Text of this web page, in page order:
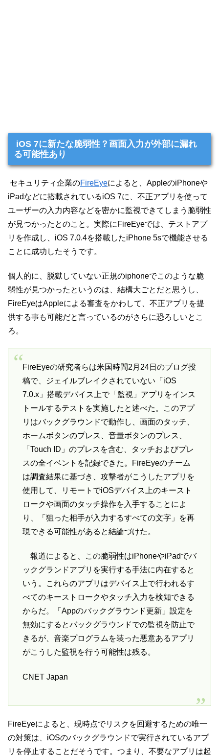
iOS 7に新たな脆弱性？画面入力が外部に漏れ
る可能性あり
セキュリティ企業のFireEyeによると、AppleのiPhoneや
iPadなどに搭載されているiOS 7に、不正アプリを使って
ユーザーの入力内容などを密かに監視できてしまう脆弱性
が見つかったとのこと。実際にFireEyeでは、テストアプ
リを作成し、iOS 7.0.4を搭載したiPhone 5sで機能させる
ことに成功したそうです。
個人的に、脱獄していない正規のiphoneでこのような脆
弱性が見つかったというのは、結構大ごとだと思うし、
FireEyeはAppleによる審査をかわして、不正アプリを提
供する事も可能だと言っているのがさらに恐ろしいとこ
ろ。
FireEyeの研究者らは米国時間2月24日のブログ投
稿で、ジェイルブレイクされていない「iOS
7.0.x」搭載デバイス上で「監視」アプリをインス
トールするテストを実施したと述べた。このアプ
リはバックグラウンドで動作し、画面のタッチ、
ホームボタンのプレス、音量ボタンのプレス、
「Touch ID」のプレスを含む、タッチおよびプレ
スの全イベントを記録できた。FireEyeのチーム
は調査結果に基づき、攻撃者がこうしたアプリを
使用して、リモートでiOSデバイス上のキースト
ロークや画面のタッチ操作を入手することによ
り、「狙った相手が入力するすべての文字」を再
現できる可能性があると結論づけた。
報道によると、この脆弱性はiPhoneやiPadでバ
ックグランドアプリを実行する手法に内在すると
いう。これらのアプリはデバイス上で行われるす
べてのキーストロークやタッチ入力を検知できる
からだ。「Appのバックグラウンド更新」設定を
無効にするとバックグラウンドでの監視を防止で
きるが、音楽プログラムを装った悪意あるアプリ
がこうした監視を行う可能性は残る。
CNET Japan
FireEyeによると、現時点でリスクを回避するための唯一
の対策は、iOSのバックグラウンドで実行されているアプ
リを停止することだそうです。つまり、不要なアプリは起